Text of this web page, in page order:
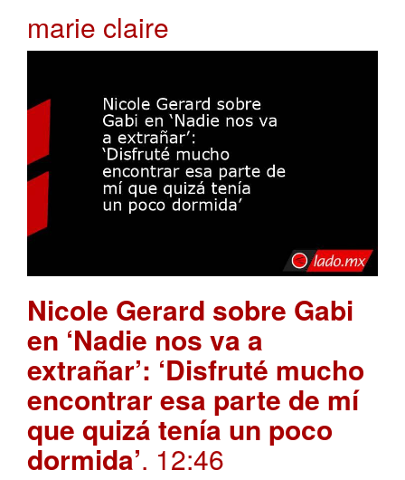
marie claire
Nicole Gerard sobre Gabi
en ‘Nadie nos va a
extrañar’: ‘Disfruté mucho
encontrar esa parte de mí
que quizá tenía un poco
dormida’. 12:46